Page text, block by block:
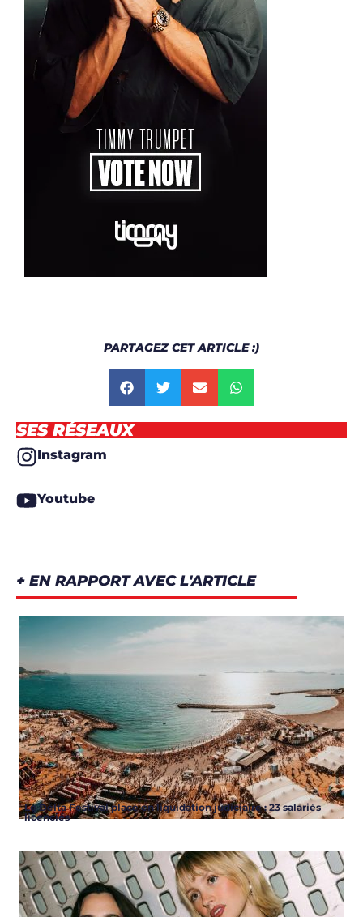
PARTAGEZ CET ARTICLE :)
SES RÉSEAUX
Instagram
Youtube
+ EN RAPPORT AVEC L'ARTICLE
Le Delta Festival placé en liquidation judiciaire : 23 salariés
licenciés